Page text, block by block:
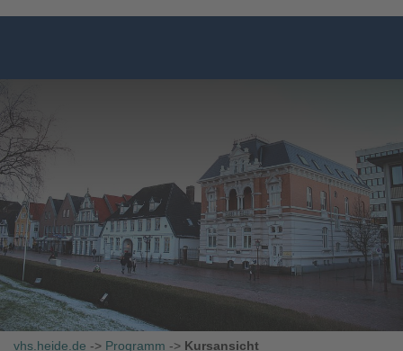
vhs.heide.de -> Programm -> Kursansicht